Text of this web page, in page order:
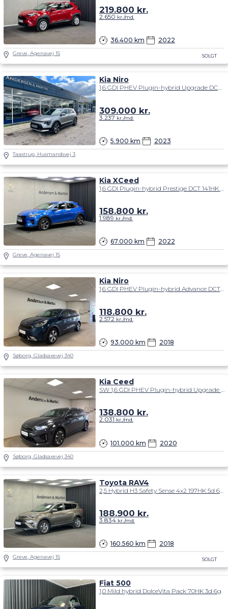
SOLGT
36.400 km 2022
219.800 kr.
2.650 kr./md.
Greve, Agenavej 15
Kia Niro
1,6 GDI PHEV Plugin-hybrid Upgrade DCT 183HK 5d 6g Aut.
5.900 km 2023
309.000 kr.
3.237 kr./md.
Taastrup, Husmandsvej 3
Kia XCeed
67.000 km 2022
158.800 kr.
1.989 kr./md.
Greve, Agenavej 15
Kia Niro
1,6 GDI PHEV Plugin-hybrid Advance DCT 141HK 5d 6g Aut.
93.000 km 2018
118.800 kr.
2.572kr./md.
Søborg, Gladsaxevej 340
Kia Ceed
SW 1,6 GDI PHEV Plugin-hybrid Upgrade m/Plus DCT 141HK Stc 6g Aut.
101.000 km 2020
138.800 kr.
2.031 kr./md.
Søborg, Gladsaxevej 340
SOLGT
Toyota RAV4
2,5 Hybrid H3 Safety Sense 4x2 197HK 5d 6g Aut.
160.560 km 2018
188.900 kr.
3.834kr./md.
Greve, Agenavej 15
Fiat 500
1,0 Mild hybrid DolceVita Pack 70HK 3d 6g